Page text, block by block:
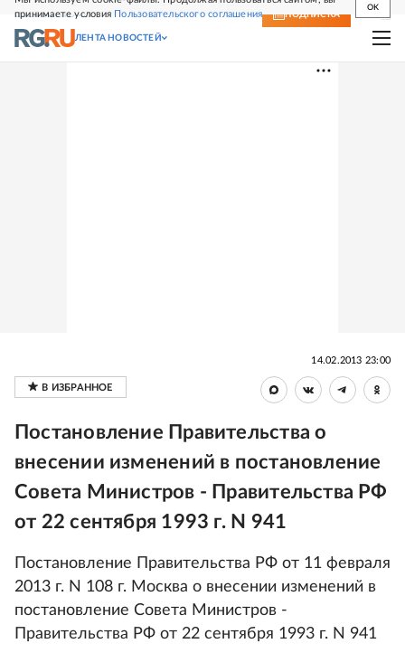
принимаете условия Пользовательского соглашения
OK
СВЕЖИЙ НОМЕР ПОДПИСКА
ЛЕНТА НОВОСТЕЙ
14.02.2013 23:00
Постановление Правительства о
внесении изменений в постановление
Совета Министров - Правительства РФ
от 22 сентября 1993 г. N 941
Постановление Правительства РФ от 11 февраля
2013 г. N 108 г. Москва о внесении изменений в
постановление Совета Министров -
Правительства РФ от 22 сентября 1993 г. N 941